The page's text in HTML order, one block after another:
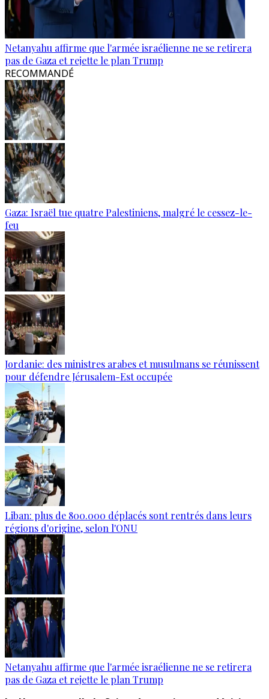
Netanyahu affirme que l'armée israélienne ne se retirera
pas de Gaza et rejette le plan Trump
RECOMMANDÉ
Gaza: Israël tue quatre Palestiniens, malgré le cessez-le-
feu
Jordanie: des ministres arabes et musulmans se réunissent
pour défendre Jérusalem-Est occupée
Liban: plus de 800.000 déplacés sont rentrés dans leurs
régions d'origine, selon l'ONU
Netanyahu affirme que l'armée israélienne ne se retirera
pas de Gaza et rejette le plan Trump